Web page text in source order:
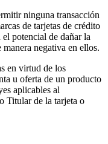
ninguna transacción
de tarjetas de crédito
potencial de dañar la
negativa en ellos.
en virtud de los
u oferta de un producto
aplicables al
Titular de la tarjeta o